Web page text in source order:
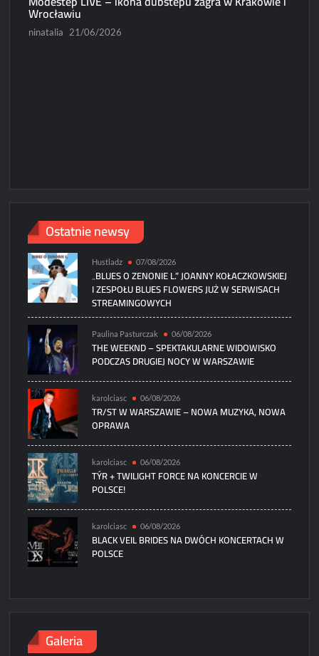
Wrocławiu
ninatalia 21/06/2026
Ostatnie newsy
Hustladz 07/08/2026
„BLUES O ZENONIE L.” JOANNY KOŁACZKOWSKIEJ
I ZESPOŁU BLUES FLOWERS JUŻ W SERWISACH
STREAMINGOWYCH
Paulina Pasturczak 06/08/2026
THE WEEKND – SPEKTAKULARNE WIDOWISKO
PODCZAS DRUGIEJ NOCY W WARSZAWIE
karolciasc 06/08/2026
TR/ST W WARSZAWIE – NOWA MUZYKA, NOWA
OPRAWA
karolciasc 06/08/2026
TÝR + TWILIGHT FORCE NA KONCERCIE W
POLSCE!
karolciasc 06/08/2026
BLACK VEIL BRIDES NA DWÓCH KONCERTACH W
POLSCE
Galeria